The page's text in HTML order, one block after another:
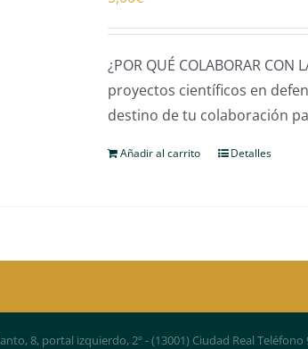
¿POR QUÉ COLABORAR
proyectos científicos en
destino de tu colaboración
Añadir al carrito Detalles
8, portal izquierdo, 2º - (13001) Ciudad Real Teléfono